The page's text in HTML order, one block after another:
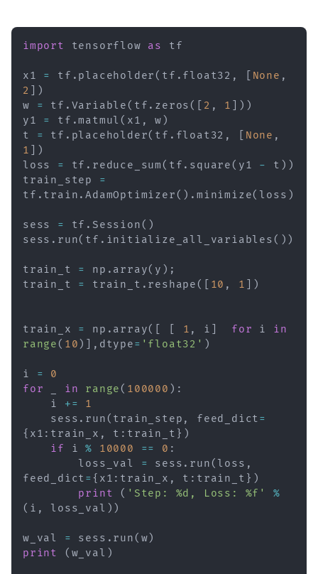
import tensorflow as tf
x1 = tf . placeholder ( tf . float32 , None ,
2
)
w = tf . Variable ( tf . zeros ( 2 , 1 ) )
y1 = tf .matmul ( x1 , w )
t = tf . placeholder( tf . float32 , None ,
1
)
loss = tf . reduce_sum ( tf . square ( y1 - t ) )
train_step =
tf . train .AdamOptimizer ( ) .minimize( loss )
sess = tf . Session ( )
sess . run( tf . initialize_all_variables ( ) )
train_t = np . array( y ) ;
train_t = train_t . reshape ( 10 , 1 )
train_x = np . array( 1 , i for i in
range ( 10 ) , dtype= 'float32' )
i =
0
for
in range ( 100000 ) :
    i
+=
1
    sess
. run ( train_step , feed_dict=
{ x1 : train_x , t : train_t } )
if
i % 10000 == 0 :
        loss_val
= sess . run ( loss ,
feed_dict={ x1 : train_x , t : train_t } )
print
( 'Step: %d, Loss: %f'
%
( i , loss_val ) )
w_val = sess . run ( w)
print
( w_val )